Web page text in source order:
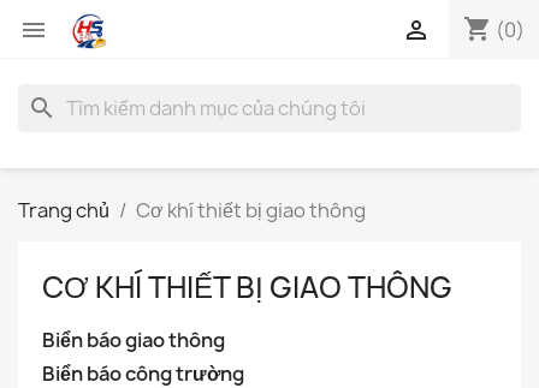
 shopping_cart (0)

search
Trang chủ Cơ khí thiết bị giao thông
CƠ KHÍ THIẾT BỊ GIAO THÔNG
Biển báo giao thông
Biển báo công trường